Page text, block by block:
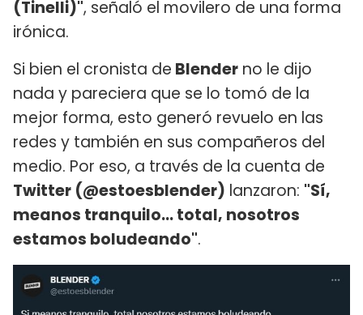
(Tinelli)", señaló el movilero de una forma
irónica.
Si bien el cronista de Blender no le dijo
nada y pareciera que se lo tomó de la
mejor forma, esto generó revuelo en las
redes y también en sus compañeros del
medio. Por eso, a través de la cuenta de
Twitter (@estoesblender) lanzaron: "Sí,
meanos tranquilo... total, nosotros
estamos boludeando".